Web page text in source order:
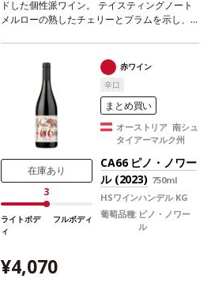
ドした個性派ワイン。 テイスティングノート
メルローの熟したチェリーとプラムを示し、
やスパイスの含みを与え、コロリーノによる
力強いバルサミコを表している。葡萄品種
ベルネ・フラン 47%、メルロー 41%、コロリ
ーノ 12%認証 ユーロリーフ
在庫あり
3
ライトボデ
ィ
フルボディ
赤ワイン
辛口
まとめ買い
オーストリア 南シュ
タイアーマルク州
CA66 ピノ・ノワー
ル (2023) 750ml
HSワインハンデル KG
葡萄品種: ピノ・ノワー
ル
¥4,070